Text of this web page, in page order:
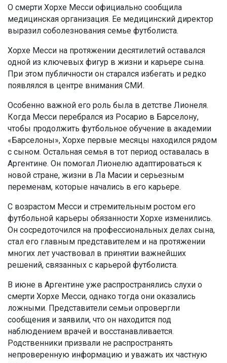
О смерти Хорхе Месси официально сообщила
медицинская организация. Ее медицинский директор
выразил соболезнования семье футболиста.
Хорхе Месси на протяжении десятилетий оставался
одной из ключевых фигур в жизни и карьере сына.
При этом публичности он старался избегать и редко
появлялся в центре внимания СМИ.
Особенно важной его роль была в детстве Лионеля.
Когда Месси перебрался из Росарио в Барселону,
чтобы продолжить футбольное обучение в академии
«Барселоны», Хорхе первые месяцы находился рядом
с сыном. Остальная семья в тот период оставалась в
Аргентине. Он помогал Лионелю адаптироваться к
новой стране, жизни в Ла Масии и серьезным
переменам, которые начались в его карьере.
С возрастом Месси и стремительным ростом его
футбольной карьеры обязанности Хорхе изменились.
Он сосредоточился на профессиональных делах сына,
стал его главным представителем и на протяжении
многих лет участвовал в принятии важнейших
решений, связанных с карьерой футболиста.
В июне в Аргентине уже распространялись слухи о
смерти Хорхе Месси, однако тогда они оказались
ложными. Представители семьи опровергли
сообщения и заявили, что он находится под
наблюдением врачей и восстанавливается.
Родственники призвали не распространять
непроверенную информацию и уважать их частную